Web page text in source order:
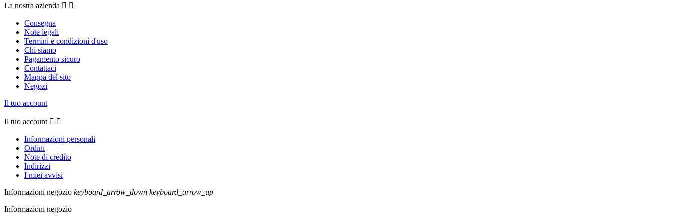
La nostra azienda  
Consegna
Note legali
Termini e condizioni d'uso
Chi siamo
Pagamento sicuro
Contattaci
Mappa del sito
Negozi
Il tuo account
Il tuo account  
Informazioni personali
Ordini
Note di credito
Indirizzi
I miei avvisi
Informazioni negozio keyboard_arrow_down keyboard_arrow_up
Informazioni negozio